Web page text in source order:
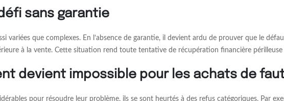
sans garantie
variées que complexes. En l’absence de garantie, il devient ardu de prouver que le
à la vente. Cette situation rend toute tentative de récupération financière
devient impossible pour les achats de
pour résoudre leur problème, ils se sont heurtés à des refus catégoriques. Par